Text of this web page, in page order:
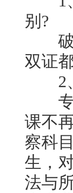
别?
破
双证
2、
专
课不
察科
生，
法与